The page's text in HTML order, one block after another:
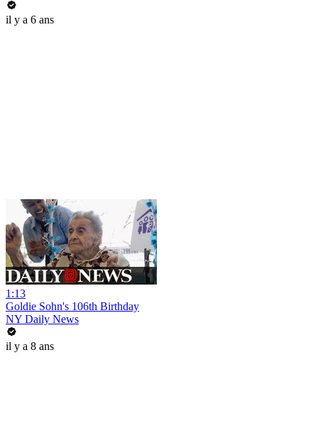
il y a 6 ans
1:13
Goldie Sohn's 106th Birthday
NY Daily News
il y a 8 ans